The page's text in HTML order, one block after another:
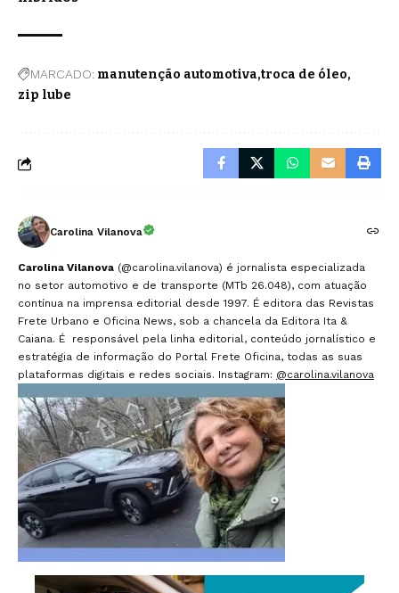
MARCADO: manutenção automotiva troca de óleo
zip lube
Carolina Vilanova
Carolina Vilanova (@carolina.vilanova) é jornalista especializada
no setor automotivo e de transporte (MTb 26.048), com atuação
contínua na imprensa editorial desde 1997. É editora das Revistas
Frete Urbano e Oficina News, sob a chancela da Editora Ita &
Caiana. É responsável pela linha editorial, conteúdo jornalístico e
estratégia de informação do Portal Frete Oficina, todas as suas
plataformas digitais e redes sociais. Instagram: @carolina.vilanova